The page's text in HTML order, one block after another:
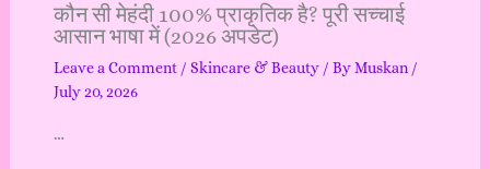
कौन सी मेहंदी 100% प्राकृतिक है? पूरी सच्चाई
आसान भाषा में (2026 अपडेट)
Leave a Comment / Skincare & Beauty/ ByMuskan /
July 20, 2026
…